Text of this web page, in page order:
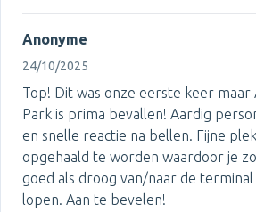
Anonyme
24/10/2025
Top! Dit was onze eerste keer maar
Park is prima bevallen! Aardig
en snelle reactie na bellen. Fijne
opgehaald te worden waardoor je zo
goed als droog van/naar de
lopen. Aan te bevelen!